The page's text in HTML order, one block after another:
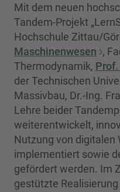
Mit dem neuen
Tandem-Projekt
Hochschule Zittau/
Maschinenwesen ,
Thermodynamik,
der Technischen
Massivbau, Dr.-Ing.
Lehre beider
weiterentwickelt,
Nutzung von digitalen
implementiert sowie
gefördert werden. Im
gestützte Realisierung